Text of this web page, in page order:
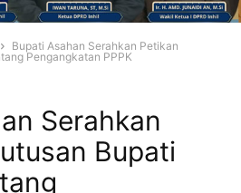
Bupati Asahan Serahkan Petikan
Pengangkatan PPPK
Serahkan
Bupati